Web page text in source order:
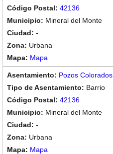
42136
Mineral del Monte
-
Urbana
Mapa
Pozos Colorados
Barrio
42136
Mineral del Monte
-
Urbana
Mapa